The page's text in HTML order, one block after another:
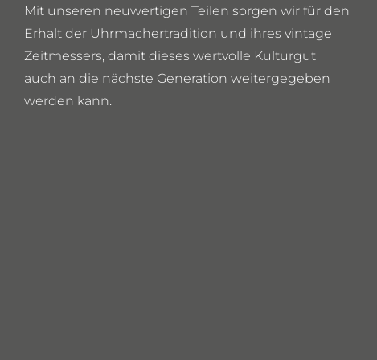
Mit unseren neuwertigen Teilen sorgen wir für den
Erhalt der Uhrmachertradition und ihres vintage
Zeitmessers, damit dieses wertvolle Kulturgut
auch an die nächste Generation weitergegeben
werden kann.